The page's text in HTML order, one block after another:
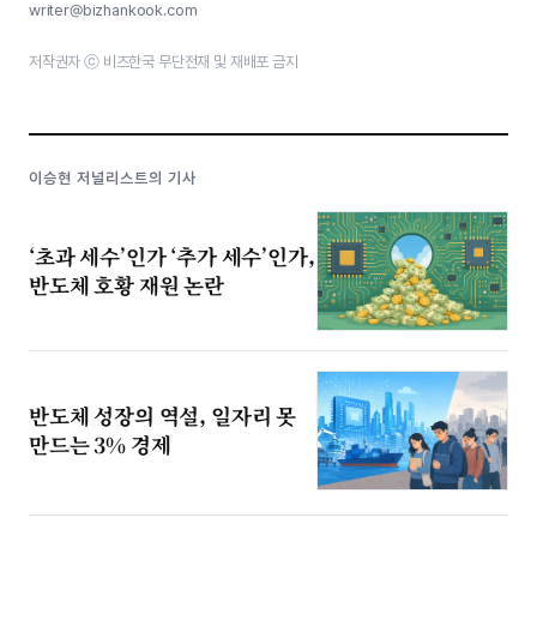
writer@bizhankook.com
저작권자 ⓒ 비즈한국 무단전재 및 재배포 금지
이승현 저널리스트의 기사
‘초과 세수’인가 ‘추가 세수’인가,
반도체 호황 재원 논란
반도체 성장의 역설, 일자리 못
만드는 3% 경제